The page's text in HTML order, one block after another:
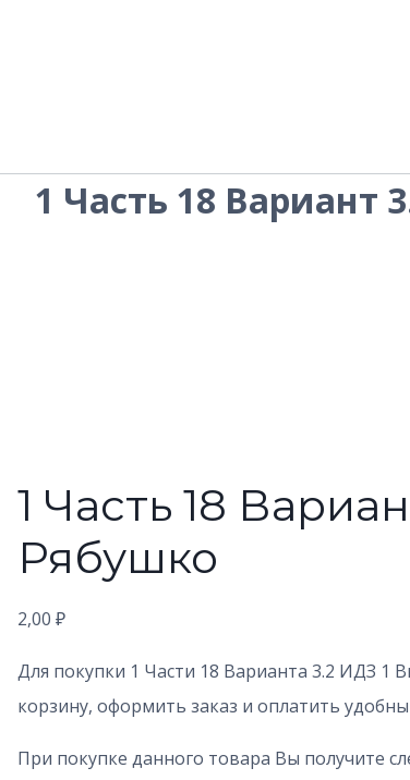
1 Часть 18
1 Часть 18
Рябушко
2,00 ₽
Для покупки 1 Части 18 Варианта 3.2 ИДЗ 1
корзину, оформить заказ и оплатить
При покупке данного товара Вы получите